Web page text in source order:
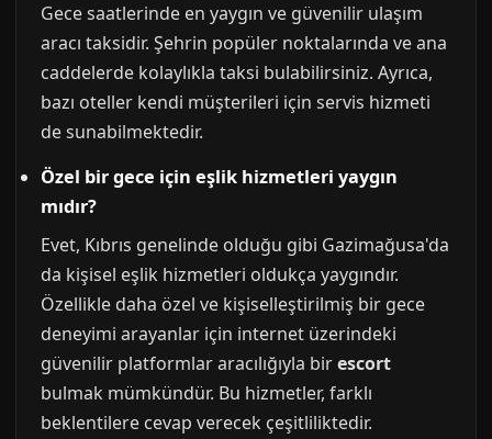
Gece saatlerinde en yaygın ve güvenilir ulaşım
aracı taksidir. Şehrin popüler noktalarında ve ana
caddelerde kolaylıkla taksi bulabilirsiniz. Ayrıca,
bazı oteller kendi müşterileri için servis hizmeti
de sunabilmektedir.
Özel bir gece için eşlik hizmetleri yaygın
mıdır?
Evet, Kıbrıs genelinde olduğu gibi Gazimağusa'da
da kişisel eşlik hizmetleri oldukça yaygındır.
Özellikle daha özel ve kişiselleştirilmiş bir gece
deneyimi arayanlar için internet üzerindeki
güvenilir platformlar aracılığıyla birescort
bulmak mümkündür. Bu hizmetler, farklı
beklentilere cevap verecek çeşitliliktedir.